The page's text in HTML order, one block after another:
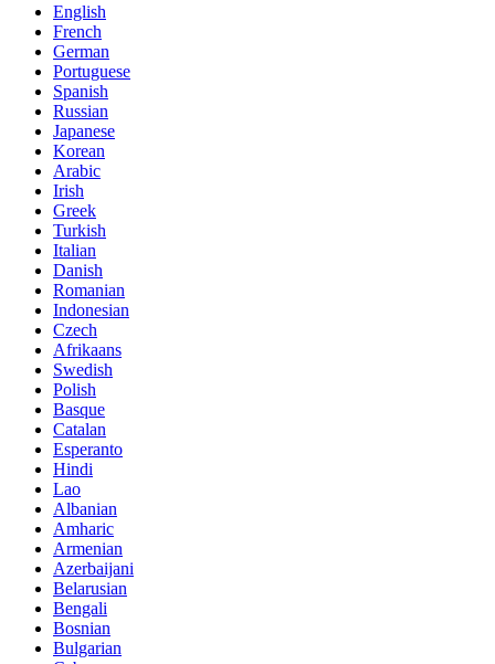
English
French
German
Portuguese
Spanish
Russian
Japanese
Korean
Arabic
Irish
Greek
Turkish
Italian
Danish
Romanian
Indonesian
Czech
Afrikaans
Swedish
Polish
Basque
Catalan
Esperanto
Hindi
Lao
Albanian
Amharic
Armenian
Azerbaijani
Belarusian
Bengali
Bosnian
Bulgarian